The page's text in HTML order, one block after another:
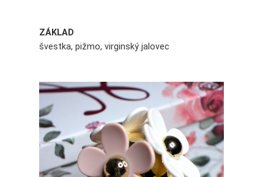
ZÁKLAD
švestka, pižmo, virginský jalovec